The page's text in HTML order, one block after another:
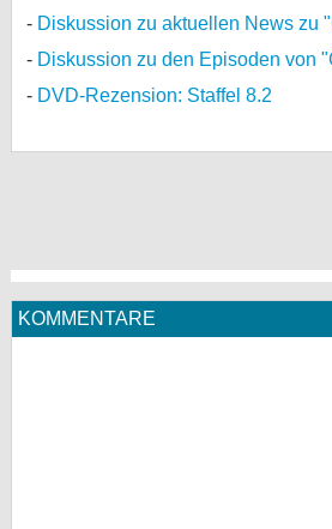
Diskussion zu aktuellen News zu
Diskussion zu den Episoden von
DVD-Rezension: Staffel 8.2
KOMMENTARE